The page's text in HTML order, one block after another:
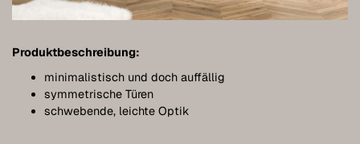
Produktbeschreibung:
minimalistisch und doch auffällig
symmetrische Türen
schwebende, leichte Optik
Bathroom furniture
Wall-mounted sideboards
Wardrobes